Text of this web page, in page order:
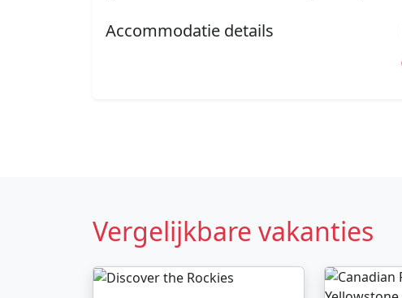
Accommodatie details
Vergelijkbare vakanties